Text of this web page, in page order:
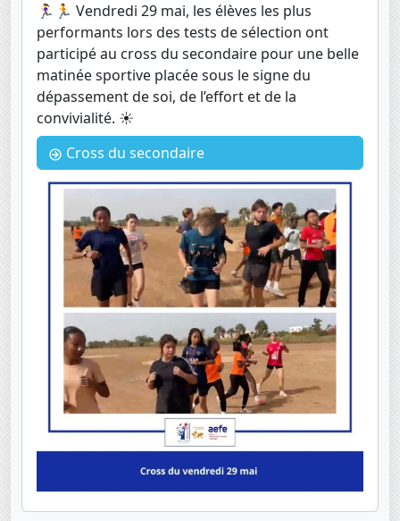
🏃‍♀️🏃 Vendredi 29 mai, les élèves les plus
performants lors des tests de sélection ont
participé au cross du secondaire pour une belle
matinée sportive placée sous le signe du
dépassement de soi, de l’effort et de la
convivialité. ☀️
Cross du secondaire